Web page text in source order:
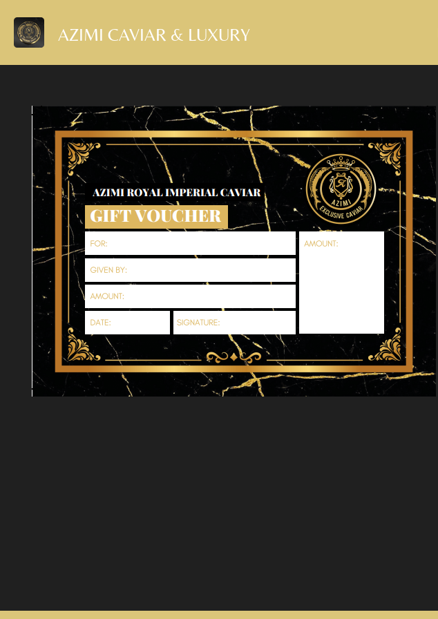
Ga
direct
AZIMI CAVIAR & LUXURY